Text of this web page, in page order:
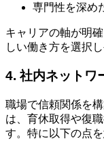
専門性を深め
キャリアの軸が明
しい働き方を選択
4. 社内ネットワ
職場で信頼関係を
は、育休取得や復
す。特に以下の点を